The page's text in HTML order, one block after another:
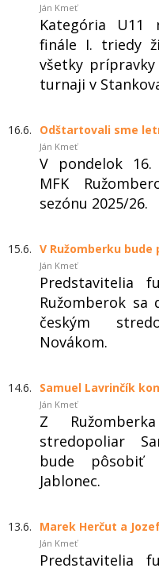
Ján Kmeť
Kategória U11
finále I. triedy
všetky
turnaji v
16.6. Odštartovali sme
Ján Kmeť
V pondelok
MFK
sezónu 2025/26.
15.6. V Ružomberku
Ján Kmeť
Predstavitelia
Ružomberok
českým
Novákom.
14.6. Samuel Lavrinčík
Ján Kmeť
Z
stredopoliar
bude pôsobiť
Jablonec.
13.6. Marek Herčut a
Ján Kmeť
Predstavitelia